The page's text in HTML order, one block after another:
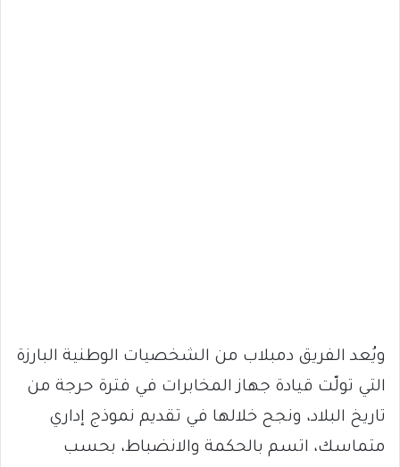
ويُعد الفريق دمبلاب من الشخصيات الوطنية البارزة
التي تولّت قيادة جهاز المخابرات في فترة حرجة من
تاريخ البلاد، ونجح خلالها في تقديم نموذج إداري
متماسك، اتسم بالحكمة والانضباط، بحسب